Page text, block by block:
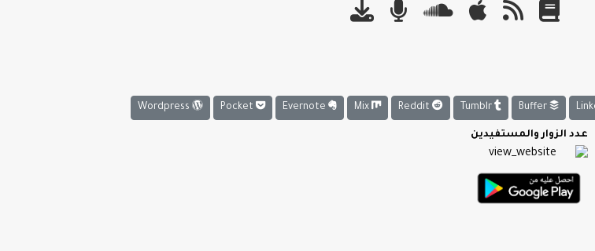
Buffer
Tumblr
Mix
عدد الزوار والمستفيدين